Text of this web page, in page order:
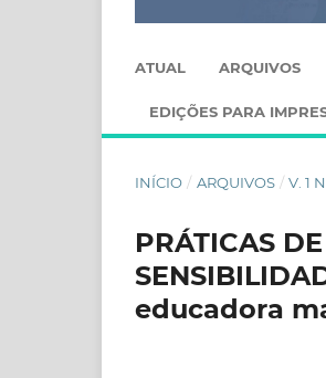
ATUAL ARQUIVOS
EDIÇÕES PARA
INÍCIO / ARQUIVOS / V. 1
PRÁTICAS
educadora